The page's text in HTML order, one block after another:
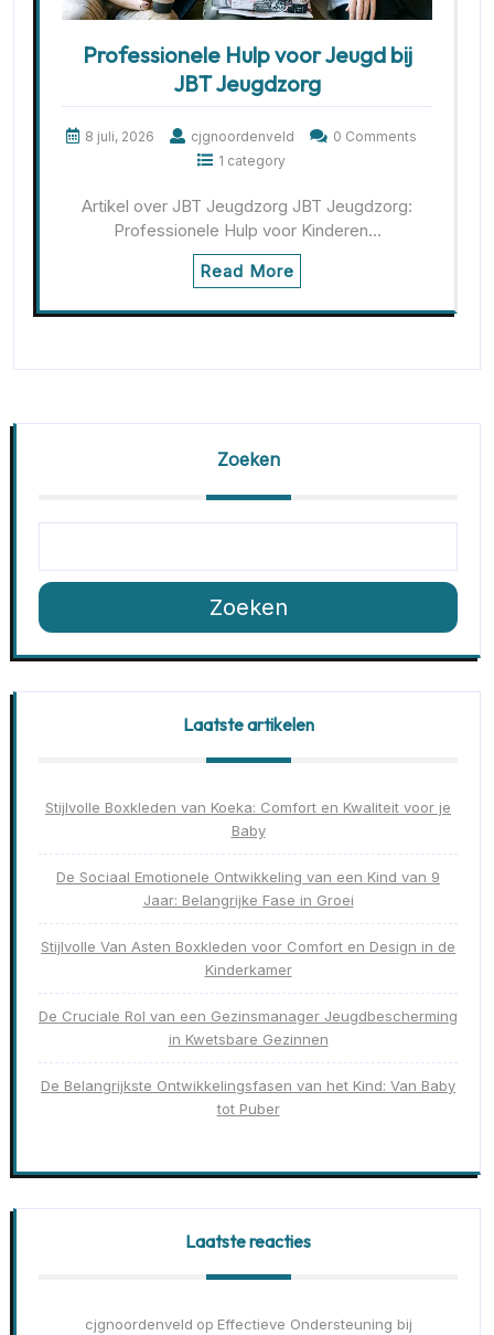
Professionele Hulp voor Jeugd bij
JBT Jeugdzorg
8 juli, 2026 cjgnoordenveld
0 Comments
1 category
Artikel over JBT Jeugdzorg JBT Jeugdzorg:
Professionele Hulp voor Kinderen…
Read More
Zoeken
Zoeken
Laatste artikelen
Stijlvolle Boxkleden van Koeka: Comfort en Kwaliteit voor je
Baby
De Sociaal Emotionele Ontwikkeling van een Kind van 9
Jaar: Belangrijke Fase in Groei
Stijlvolle Van Asten Boxkleden voor Comfort en Design in de
Kinderkamer
De Cruciale Rol van een Gezinsmanager Jeugdbescherming
in Kwetsbare Gezinnen
De Belangrijkste Ontwikkelingsfasen van het Kind: Van Baby
tot Puber
Laatste reacties
cjgnoordenveld op Effectieve Ondersteuning bij